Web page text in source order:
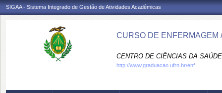
SIGAA - Sistema Integrado de Gestão de Atividades Acadêmicas
CURSO DE ENFERMAGEM
CENTRO DE CIÊNCIAS DA
http://www.graduacao.ufrn.br/enf